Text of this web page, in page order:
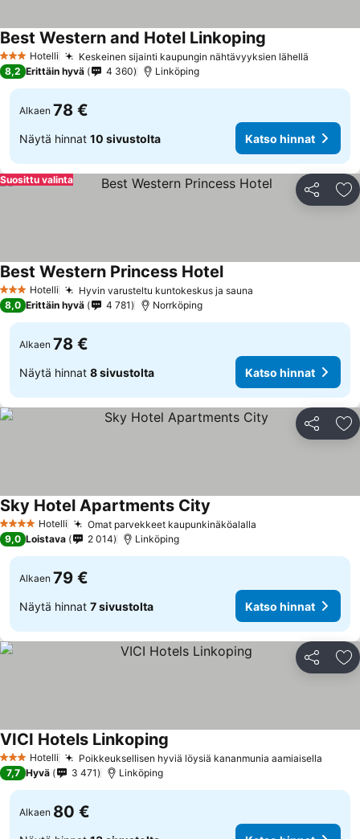
3 Tähtiluokitus
Hotelli Keskeinen sijainti kaupungin nähtävyyksien lähellä
Best Western and Hotel Linkoping
8,2 Erittäin hyvä 4 360 Linköping
Alkaen 78 €
Näytä hinnat 10 sivustolta Katso hinnat
Jaa
Suosittu valinta
3 Tähtiluokitus
Hotelli Hyvin varusteltu kuntokeskus ja sauna
Best Western Princess Hotel
8,0 Erittäin hyvä 4 781 Norrköping
Alkaen 78 €
Näytä hinnat 8 sivustolta Katso hinnat
Jaa
4 Tähtiluokitus
Hotelli Omat parvekkeet kaupunkinäköalalla
Sky Hotel Apartments City
9,0 Loistava 2 014 Linköping
Alkaen 79 €
Näytä hinnat 7 sivustolta Katso hinnat
Jaa
3 Tähtiluokitus
Hotelli Poikkeuksellisen hyviä löysiä kananmunia aamiaisella
VICI Hotels Linkoping
7,7 Hyvä 3 471 Linköping
Alkaen 80 €